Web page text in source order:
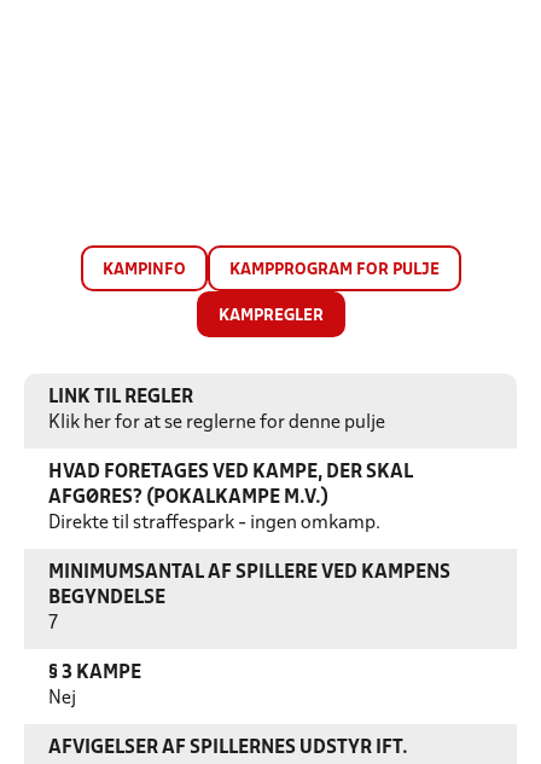
KAMPINFO KAMPPROGRAM FOR PULJE
KAMPREGLER
LINK TIL REGLER
Klik her for at se reglerne for denne pulje
HVAD FORETAGES VED KAMPE, DER SKAL
AFGØRES? (POKALKAMPE M.V.)
Direkte til straffespark - ingen omkamp.
MINIMUMSANTAL AF SPILLERE VED KAMPENS
BEGYNDELSE
7
§ 3 KAMPE
Nej
AFVIGELSER AF SPILLERNES UDSTYR IFT.